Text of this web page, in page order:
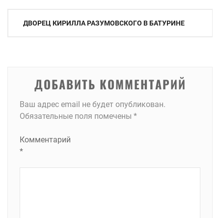
Навигация
ДВОРЕЦ КИРИЛЛА РАЗУМОВСКОГО В БАТУРИНЕ
ДОБАВИТЬ КОММЕНТАРИЙ
Ваш адрес email не будет опубликован.
Обязательные поля помечены *
Комментарий
*